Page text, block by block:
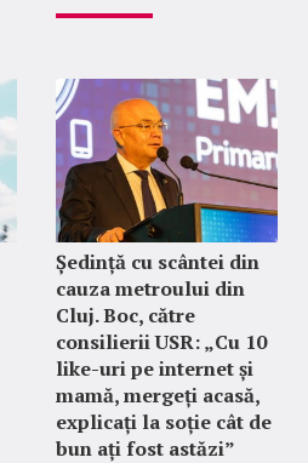
Ședință cu scântei din
cauza metroului din
Cluj. Boc, către
consilierii USR: „Cu 10
like-uri pe internet și
mamă, mergeți acasă,
explicați la soție cât de
bun ați fost astăzi”